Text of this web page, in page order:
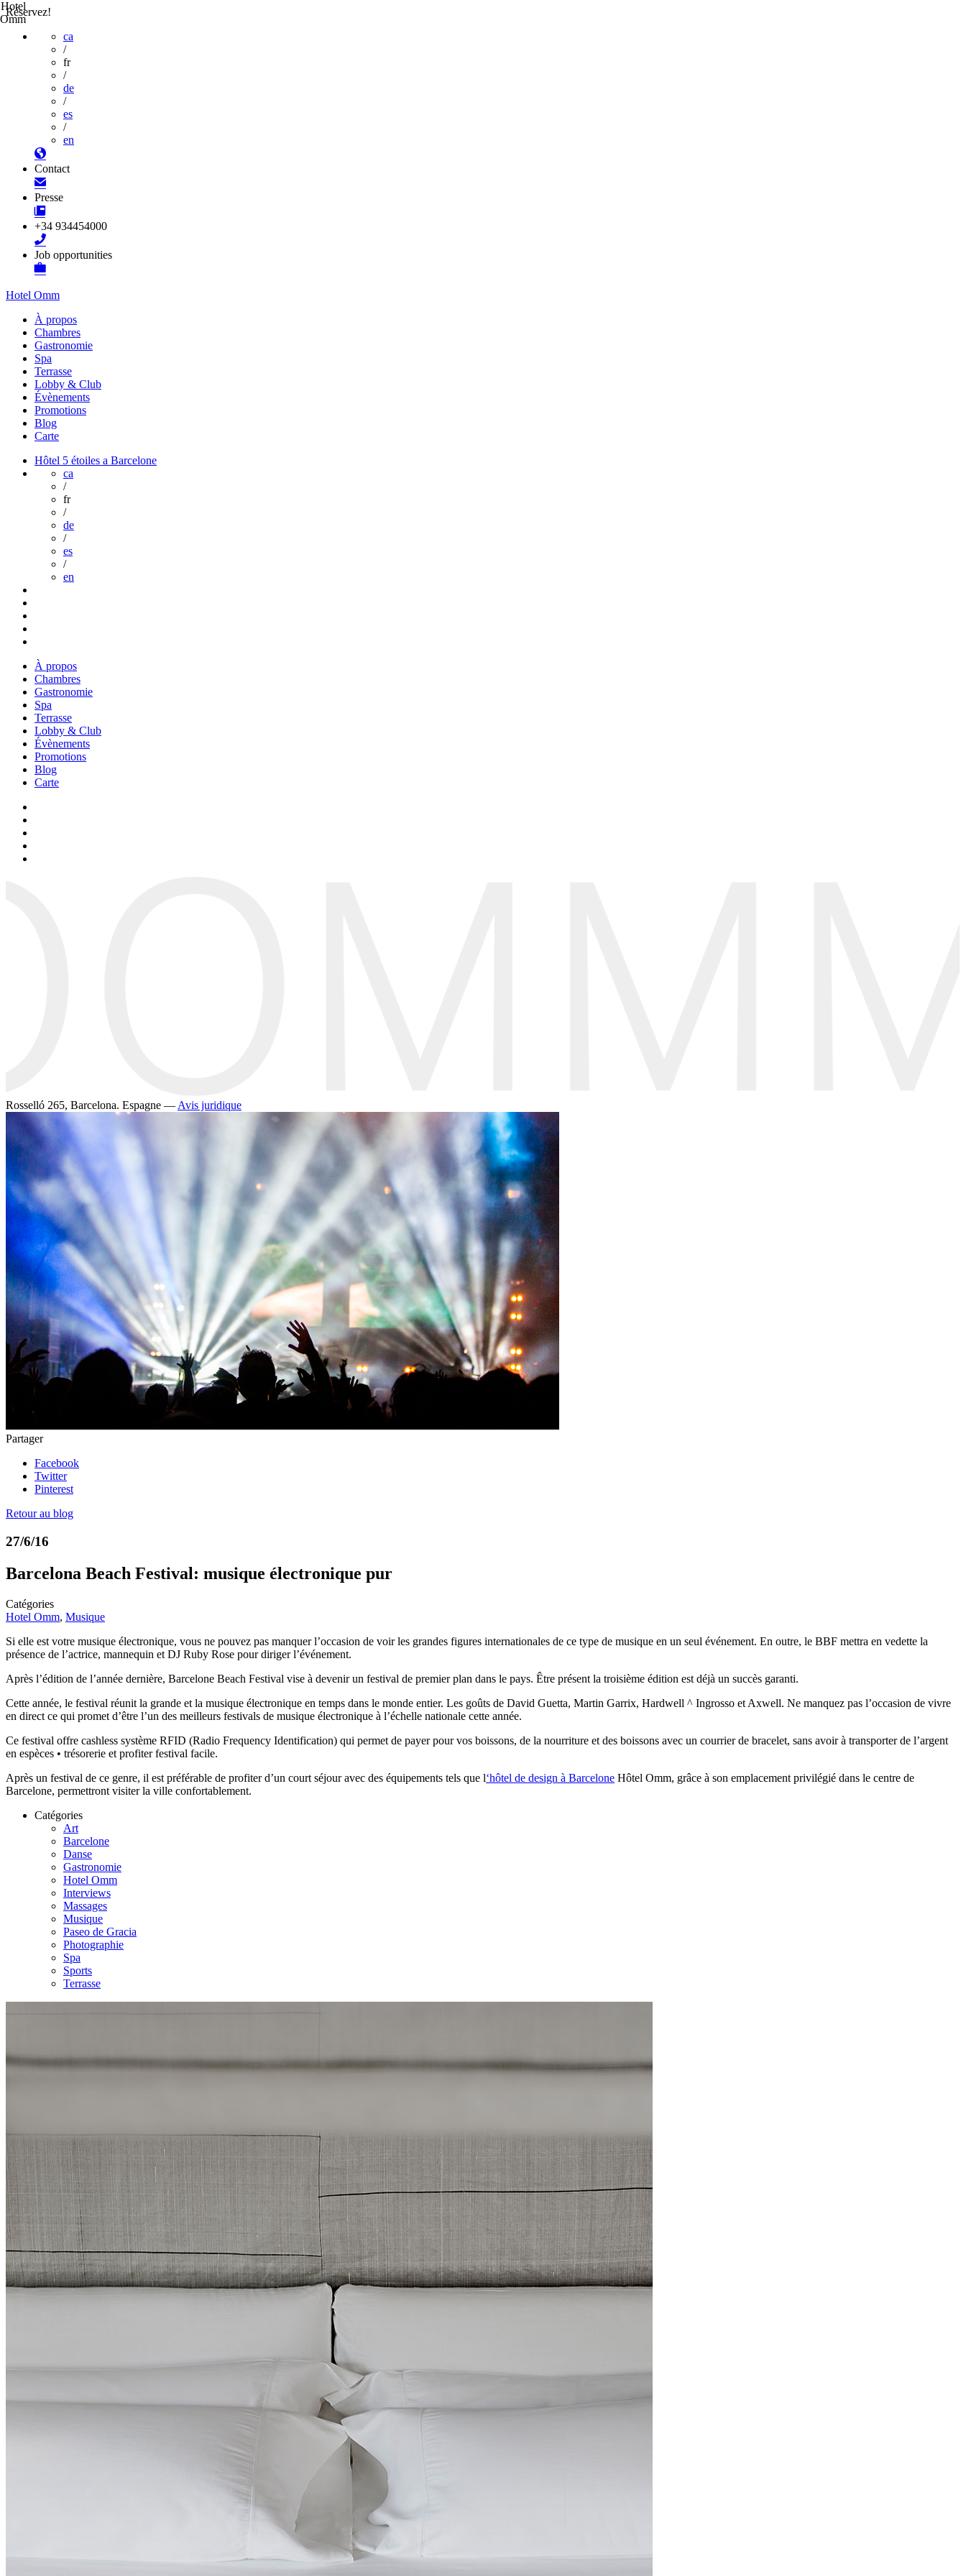
Réservez!
ca
/
fr
/
de
/
es
/
en
Contact
Presse
+34 934454000
Job opportunities
Hotel Omm
À propos
Chambres
Gastronomie
Spa
Terrasse
Lobby & Club
Évènements
Promotions
Blog
Carte
Hôtel 5 étoiles a Barcelone
ca
/
fr
/
de
/
es
/
en
À propos
Chambres
Gastronomie
Spa
Terrasse
Lobby & Club
Évènements
Promotions
Blog
Carte
Rosselló 265, Barcelona. Espagne — Avis juridique
Partager
Facebook
Twitter
Pinterest
Retour au blog
27/6/16
Barcelona Beach Festival: musique électronique pur
Catégories
Hotel Omm, Musique
Si elle est votre musique électronique, vous ne pouvez pas manquer l’occasion de voir les grandes figures internationales de ce type de musique en un seul événement. En outre, le BBF mettra en vedette la
présence de l’actrice, mannequin et DJ Ruby Rose pour diriger l’événement.
Après l’édition de l’année dernière, Barcelone Beach Festival vise à devenir un festival de premier plan dans le pays. Être présent la troisième édition est déjà un succès garanti.
Cette année, le festival réunit la grande et la musique électronique en temps dans le monde entier. Les goûts de David Guetta, Martin Garrix, Hardwell ^ Ingrosso et Axwell. Ne manquez pas l’occasion de vivre
en direct ce qui promet d’être l’un des meilleurs festivals de musique électronique à l’échelle nationale cette année.
Ce festival offre cashless système RFID (Radio Frequency Identification) qui permet de payer pour vos boissons, de la nourriture et des boissons avec un courrier de bracelet, sans avoir à transporter de l’argent
en espèces • trésorerie et profiter festival facile.
Après un festival de ce genre, il est préférable de profiter d’un court séjour avec des équipements tels que l‘hôtel de design à Barcelone Hôtel Omm, grâce à son emplacement privilégié dans le centre de
Barcelone, permettront visiter la ville confortablement.
Catégories
Art
Barcelone
Danse
Gastronomie
Hotel Omm
Interviews
Massages
Musique
Paseo de Gracia
Photographie
Spa
Sports
Terrasse
Hotel
Omm